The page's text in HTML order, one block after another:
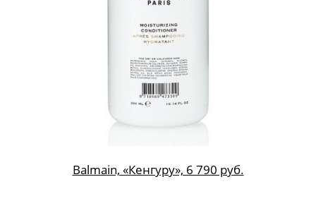
Balmain, «Кенгуру», 6 790 руб.